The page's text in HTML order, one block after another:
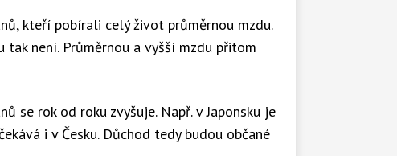
2,0276 283 176 Kč
kteří pobírali celý život průměrnou mzdu.
není. Průměrnou a vyšší mzdu přitom
se rok od roku zvyšuje. Např. v Japonsku je
i v Česku. Důchod tedy budou občané